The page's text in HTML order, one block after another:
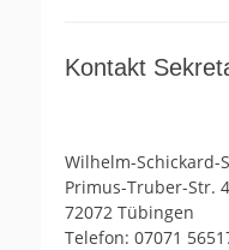
Kontakt
Wilhelm-Schickard-
Primus-Truber-Str.
72072 Tübingen
Telefon: 07071